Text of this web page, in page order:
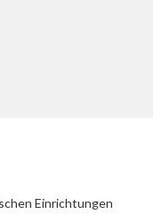
Einrichtungen